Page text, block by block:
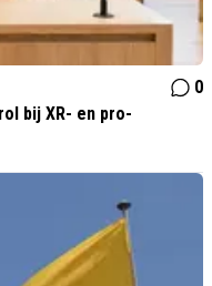
0
bij XR- en pro-